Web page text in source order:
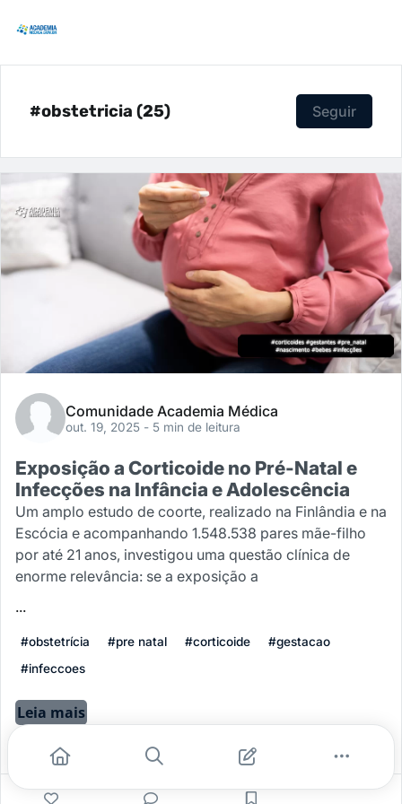
#obstetricia (25) Seguir
Comunidade Academia Médica
out. 19, 2025 - 5 min de leitura
Exposição a Corticoide no Pré-Natal e
Infecções na Infância e Adolescência
Um amplo estudo de coorte, realizado na Finlândia e na
Escócia e acompanhando 1.548.538 pares mãe-filho
por até 21 anos, investigou uma questão clínica de
enorme relevância: se a exposição a
...
#obstetrícia #pre natal #corticoide
#gestacao
#infeccoes
Leia mais